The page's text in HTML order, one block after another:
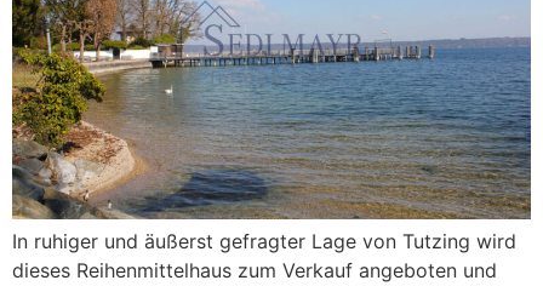
In ruhiger und äußerst gefragter Lage von Tutzing wird
dieses Reihenmittelhaus zum Verkauf angeboten und